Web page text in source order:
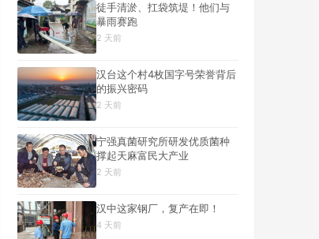
徒手清淤、扛袋筑堤！他们与
暴雨赛跑
2 天前
汉台这个村4枚国字号荣誉背后
的振兴密码
2 天前
宁强真菌研究所研发优质菌种
撑起天麻富民大产业
2 天前
汉中这家钢厂，复产在即！
4 天前